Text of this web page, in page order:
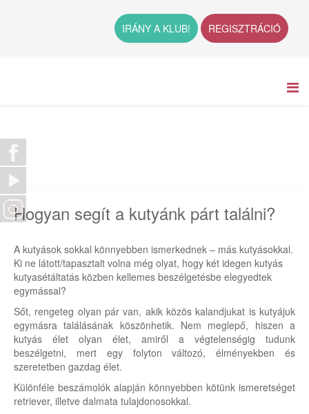
IRÁNY A KLUB! REGISZTRÁCIÓ
Hogyan segít a kutyánk párt találni?
A kutyások sokkal könnyebben ismerkednek – más kutyásokkal.
Ki ne látott/tapasztalt volna még olyat, hogy két idegen kutyás
kutyasétáltatás közben kellemes beszélgetésbe elegyedtek
egymással?
Sőt, rengeteg olyan pár van, akik közös kalandjukat is kutyájuk
egymásra találásának köszönhetik. Nem meglepő, hiszen a
kutyás élet olyan élet, amiről a végtelenségig tudunk
beszélgetni, mert egy folyton változó, élményekben és
szeretetben gazdag élet.
Különféle beszámolók alapján könnyebben kötünk ismeretséget
retriever, illetve dalmata tulajdonosokkal.